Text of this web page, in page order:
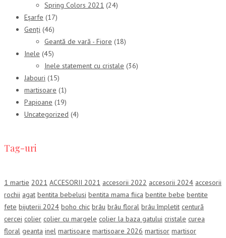
Spring Colors 2021 (24)
Eșarfe (17)
Genți (46)
Geantă de vară - Fiore (18)
Inele (45)
Inele statement cu cristale (36)
Jabouri (15)
martisoare (1)
Papioane (19)
Uncategorized (4)
Tag-uri
1 martie 2021 ACCESORII 2021 accesorii 2022 accesorii 2024 accesorii
rochii agat bentita bebelusi bentita mama fiica bentite bebe bentite
fete bijuterii 2024 boho chic brâu brâu floral brâu împletit centură
cercei colier colier cu margele colier la baza gatului cristale curea
floral geanta inel martisoare martisoare 2026 martisor martisor